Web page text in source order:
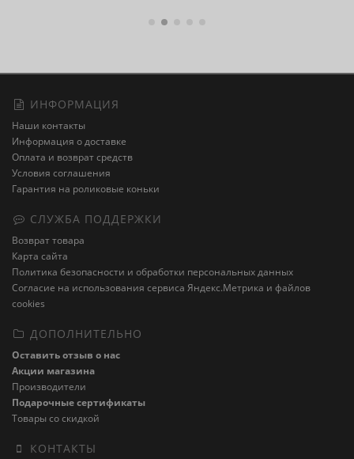
ИНФОРМАЦИЯ
Наши контакты
Информация о доставке
Оплата и возврат средств
Условия соглашения
Гарантия на роликовые коньки
СЛУЖБА ПОДДЕРЖКИ
Возврат товара
Карта сайта
Политика безопасности и обработки персональных данных
Cогласие на использования сервиса Яндекс.Метрика и файлов
cookies
ДОПОЛНИТЕЛЬНО
Оставить отзыв о нас
Акции магазина
Производители
Подарочные сертификаты
Товары со скидкой
КОНТАКТЫ